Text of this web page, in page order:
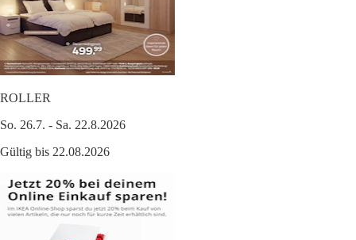
ROLLER
So. 26.7. - Sa. 22.8.2026
Gültig bis 22.08.2026